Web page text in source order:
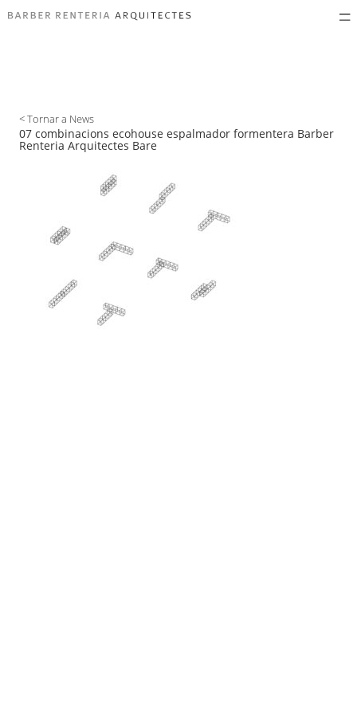
< Tornar a News
07 combinacions ecohouse espalmador formentera Barber
Renteria Arquitectes Bare